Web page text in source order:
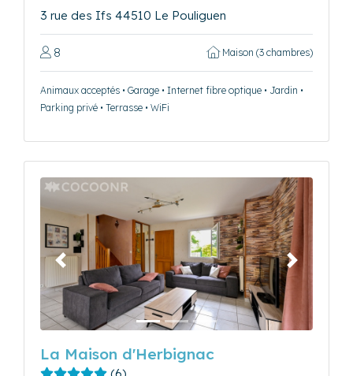
3 rue des Ifs 44510 Le Pouliguen
8 Maison (3 chambres)
Animaux acceptés • Garage • Internet fibre optique • Jardin •
Parking privé • Terrasse • WiFi
Précédent Suivant
La Maison d'Herbignac